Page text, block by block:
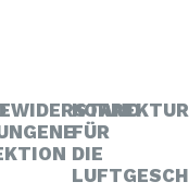
FÜR
DIE